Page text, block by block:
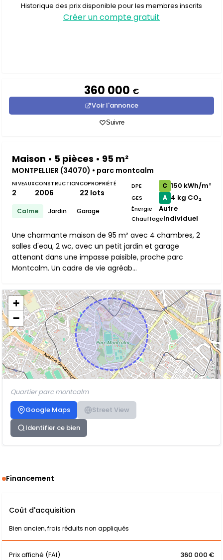
Historique des prix disponible pour les membres inscrits
Créer un compte gratuit
360 000 €
Voir l'annonce
Suivre
Maison • 5 pièces • 95 m²
MONTPELLIER (34070) • parc montcalm
NIVEAUX
2
CONSTRUCTION
2006
COPROPRIÉTÉ
22 lots
Calme Jardin Garage
DPE C 150 kWh/m²
GES A 4 kg CO₂
Énergie Autre
ChauffageIndividuel
Une charmante maison de 95 m² avec 4 chambres, 2
salles d'eau, 2 wc, avec un petit jardin et garage
attenant dans une impasse paisible, proche parc
Montcalm. Un cadre de vie agréab...
+
−
Quartier parc montcalm
Google Maps
Street View
Identifier ce bien
Financement
Coût d'acquisition
Bien ancien, frais réduits non appliqués
Prix affiché (FAI) 360 000 €